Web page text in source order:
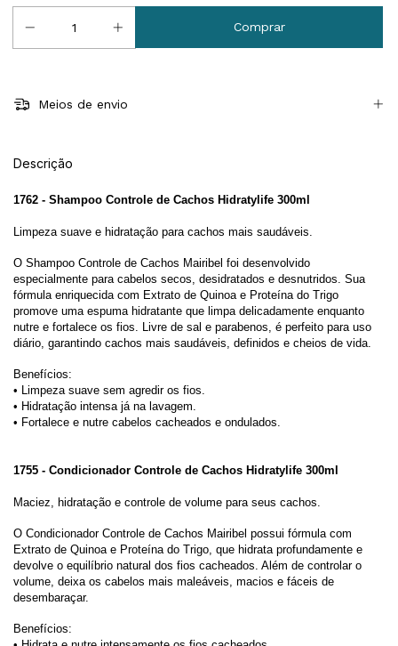
Meios de envio
Descrição
1762 - Shampoo Controle de Cachos Hidratylife 300ml
Limpeza suave e hidratação para cachos mais saudáveis.
O Shampoo Controle de Cachos Mairibel foi desenvolvido
especialmente para cabelos secos, desidratados e desnutridos. Sua
fórmula enriquecida com Extrato de Quinoa e Proteína do Trigo
promove uma espuma hidratante que limpa delicadamente enquanto
nutre e fortalece os fios. Livre de sal e parabenos, é perfeito para uso
diário, garantindo cachos mais saudáveis, definidos e cheios de vida.
Benefícios:
• Limpeza suave sem agredir os fios.
• Hidratação intensa já na lavagem.
• Fortalece e nutre cabelos cacheados e ondulados.
1755 - Condicionador Controle de Cachos Hidratylife 300ml
Maciez, hidratação e controle de volume para seus cachos.
O Condicionador Controle de Cachos Mairibel possui fórmula com
Extrato de Quinoa e Proteína do Trigo, que hidrata profundamente e
devolve o equilíbrio natural dos fios cacheados. Além de controlar o
volume, deixa os cabelos mais maleáveis, macios e fáceis de
desembaraçar.
Benefícios: